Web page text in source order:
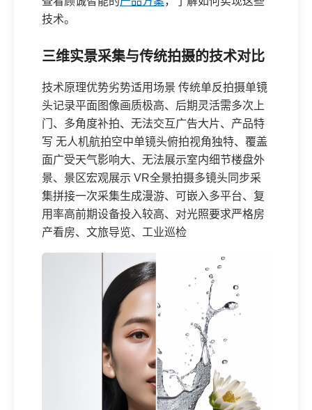
技术。
三维实景采集与传统拍摄的技术对比
技术原理优势劣势适用场景 传统单反拍摄单镜
头记录平面图像画质极高、后期灵活需多次上
门、多角度补拍、无法交互广告大片、产品特
写 无人机航拍空中单镜头俯拍视角独特、覆盖
面广受天气影响大、无法展示室内细节楼盘外
景、景区宏观展示 VR全景拍摄多镜头同步采
集拼接一次采集生成漫游、可嵌入多平台、复
用率高前期设备投入较高、对光照要求严格房
产看房、文旅导览、工业巡检